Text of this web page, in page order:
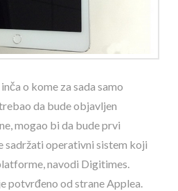
o kome za sada samo
da bude objavljen
mogao bi da bude prvi
sadržati operativni sistem koji
navodi Digitimes.
potvrđeno od strane Applea.